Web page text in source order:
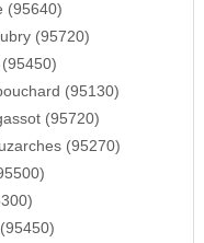
(95640)
(95720)
(95130)
(95720)
(95270)